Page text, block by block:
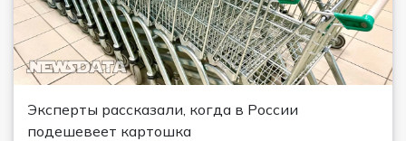
Эксперты рассказали, когда в России
подешевеет картошка